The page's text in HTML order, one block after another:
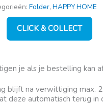
Folder, HAPPY HOME
CLICK & COLLECT
je als je bestelling kan
blijft na verwittiging max.
deze automatisch terug in